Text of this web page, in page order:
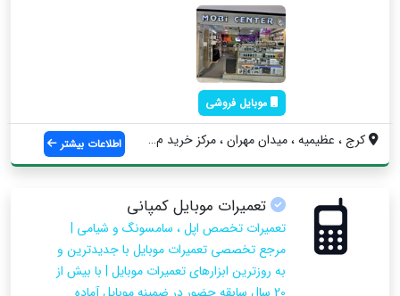
موبایل فروشی
کرج ، عظیمیه ، میدان مهران ، مرکز خرید م... اطلاعات بیشتر
تعمیرات موبایل کمپانی
تعمیرات تخصص اپل ، سامسونگ و شیامی |
مرجع تخصصی تعمیرات موبایل با جدیدترین و
به روزترین ابزارهای تعمیرات موبایل | با بیش از
20 سال سابقه حضور در ضمینه موبایل آماده